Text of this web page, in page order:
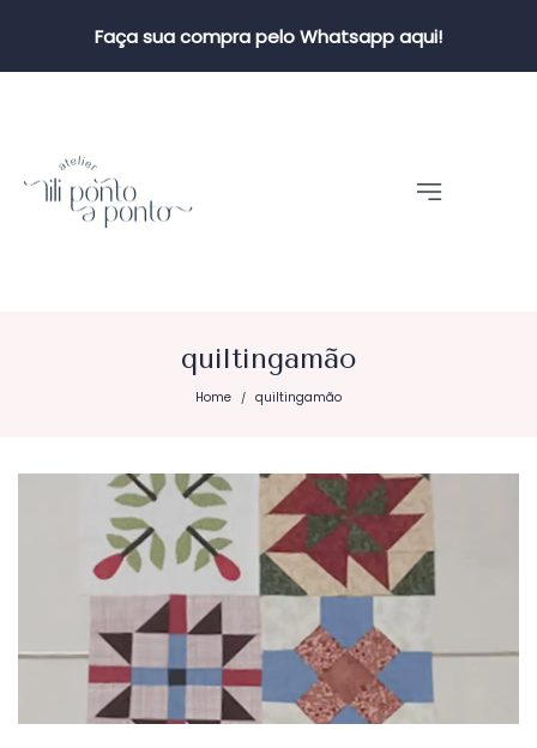
Faça sua compra pelo Whatsapp aqui!
quiltingamão
Home / quiltingamão